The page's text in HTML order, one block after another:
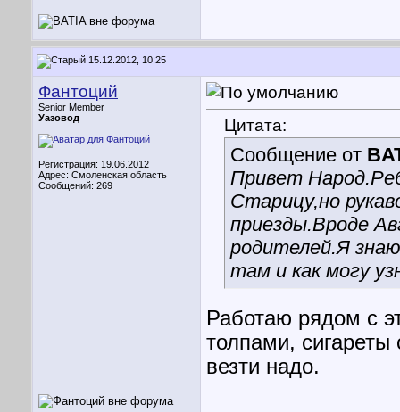
15.12.2012, 10:25
Фантоций
Senior Member
Уазовод
Регистрация: 19.06.2012
Адрес: Смоленская область
Сообщений: 269
Цитата:
Сообщение от
Привет
Старицу,но
приезды.Вроде
родителей.Я
там и как могу
Работаю рядом с
толпами,
везти надо.